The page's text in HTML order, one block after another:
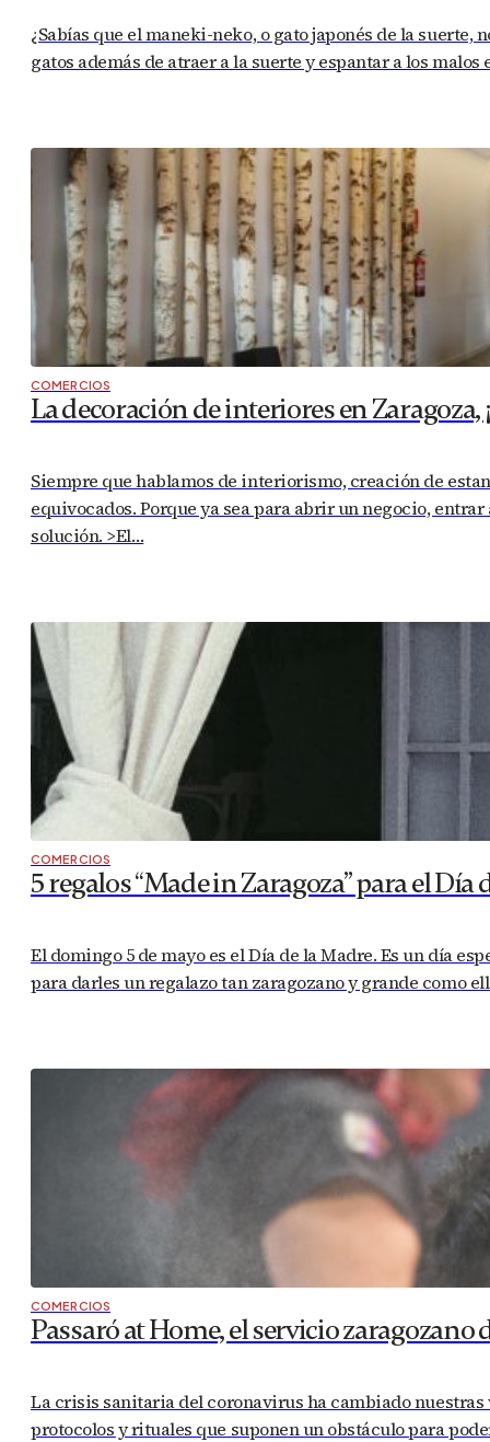
¿Sabías que el maneki-neko, o gato japonés de la
gatos además de atraer a la suerte y espantar a los
COMERCIOS
La decoración de interiores en Zaragoza,
Siempre que hablamos de interiorismo, creación de
equivocados. Porque ya sea para abrir un negocio,
solución. >El…
COMERCIOS
5 regalos “Made in Zaragoza” para el Día
El domingo 5 de mayo es el Día de la Madre. Es un día
para darles un regalazo tan zaragozano y grande como
COMERCIOS
Passaró at Home, el servicio
La crisis sanitaria del coronavirus ha cambiado
protocolos y rituales que suponen un obstáculo para